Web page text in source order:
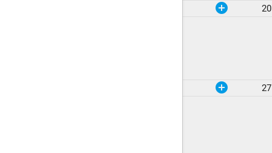
20
add_circle
27
add_circle